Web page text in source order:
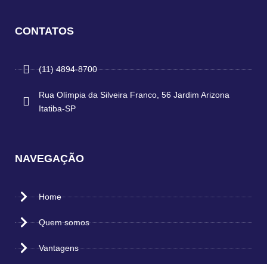
CONTATOS
(11) 4894-8700
Rua Olímpia da Silveira Franco, 56 Jardim Arizona
Itatiba-SP
NAVEGAÇÃO
Home
Quem somos
Vantagens